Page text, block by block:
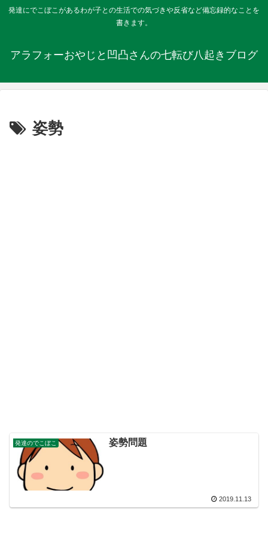
発達にでこぼこがあるわが子との生活での気づきや反省など備忘録的なことを
書きます。
アラフォーおやじと凹凸さんの七転び八起きブログ
姿勢
発達のでこぼこ 姿勢問題
2019.11.13